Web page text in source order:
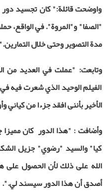
واوضحت قائلة:" كان تجسيد
"الصفا" و"المروة". في الواقع،
مدة التصوير وحتى خلال
وتابعت: "عملت في العديد من
الفيلم الوحيد الذي شعرت فيه
الأخير بأننى افقد جزءا من كياني
وأضافت : "هذا الدور كان
كيا" والسيد "رضوي" جزيل
الله على ذلك لأن الحصول على
أصدق أن هذا الدور سيسند لي.".